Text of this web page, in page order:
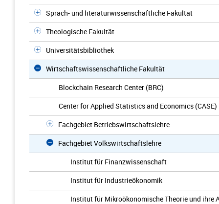
Sprach- und literaturwissenschaftliche Fakultät
Theologische Fakultät
Universitätsbibliothek
Wirtschaftswissenschaftliche Fakultät
Blockchain Research Center (BRC)
Center for Applied Statistics and Economics (CASE)
Fachgebiet Betriebswirtschaftslehre
Fachgebiet Volkswirtschaftslehre
Institut für Finanzwissenschaft
Institut für Industrieökonomik
Institut für Mikroökonomische Theorie und ihre